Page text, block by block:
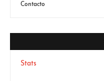
Contacto
Stats